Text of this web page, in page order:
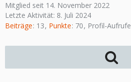
Mitglied seit 14. November 2022
Letzte Aktivität: 8. Juli 2024
Beiträge 13 Punkte 70 Profil-Aufrufe